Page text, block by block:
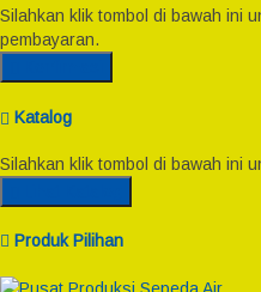
Silahkan klik tombol di bawah ini
pembayaran.
Katalog
Silahkan klik tombol di bawah ini
Produk Pilihan